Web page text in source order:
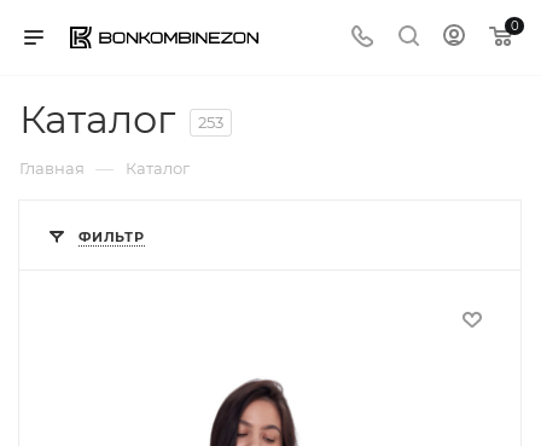
0
Каталог 253
Главная — Каталог
ФИЛЬТР